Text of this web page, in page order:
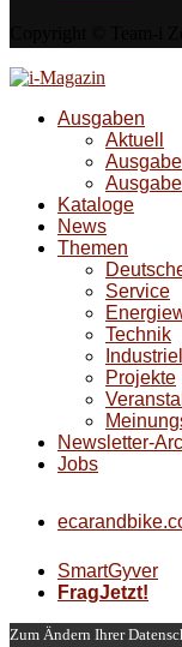
Ausgaben
Aktuell
Kataloge
News
Themen
Service
Technik
Projekte
Newsletter-
Jobs
SmartGyver
FragJetzt!
Zum Ändern Ihrer